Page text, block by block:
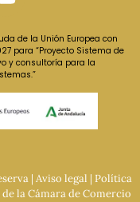
de la Unión Europea con
para “Proyecto Sistema de
y consultoría para la
| Aviso legal | Política
de la Cámara de Comercio